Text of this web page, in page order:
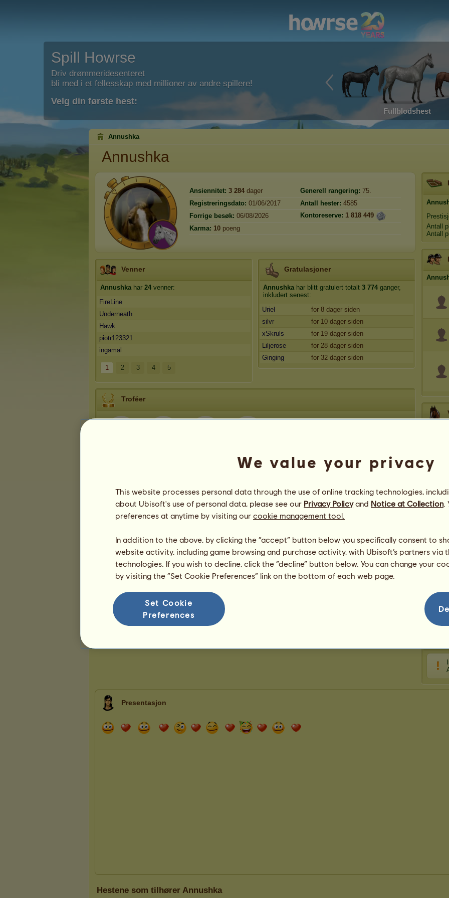
Spill Howrse
Driv drømmeridesenteret
bli med i et fellesskap med millioner av andre spillere!
Velg din første hest:
Fullblodshest
Annushka
Annushka
Ansiennitet: 3 284 dager Generell rangering: 75.
Registreringsdato: 01/06/2017 Antall hester: 4585
Forrige besøk: 06/08/2026 Kontoreserve: 1 818 449
Karma: 10 poeng
Venner
Annushkahar 24 venner:
FireLine
Underneath
Hawk
piotr123321
ingamal
1 2 3 4 5
Gratulasjoner
Annushkahar blitt gratulert totalt 3 774 ganger,
inkludert senest:
Uriel
for 8 dager siden
silvr
for 10 dager siden
xSkruls
for 19 dager siden
Liljerose
for 28 dager siden
Ginging
for 32 dager siden
Troféer
Guddommelig Se alle mine hester
Antall
Antall
5 hunn
5-may
Presentasjon
Hestene som tilhører Annushka
We value your privacy
This website processes personal data through the use of online tracking technologies,
about Ubisoft's use of personal data, please see our Privacy Policyand Notice at Collection.
preferences at anytime by visiting our cookie management tool.
In addition to the above, by clicking the “accept” button below you specifically consent to
website activity, including game browsing and purchase activity, with Ubisoft’s partners via
technologies. If you wish to decline, click the “decline” button below. You can change your
by visiting the “Set Cookie Preferences” link on the bottom of each web page.
Set Cookie
Preferences